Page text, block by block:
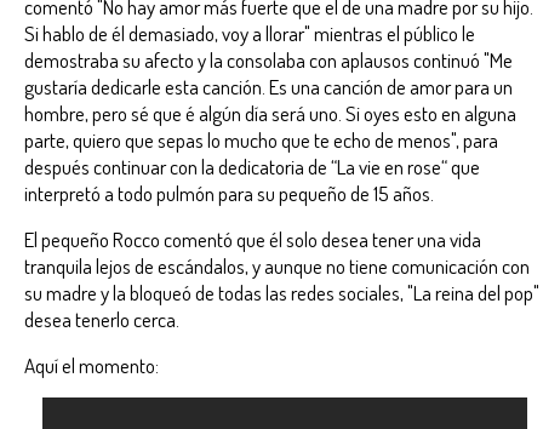
comentó "No hay amor más fuerte que el de una madre por su hijo.
Si hablo de él demasiado, voy a llorar" mientras el público le
demostraba su afecto y la consolaba con aplausos continuó "Me
gustaría dedicarle esta canción. Es una canción de amor para un
hombre, pero sé que é algún día será uno. Si oyes esto en alguna
parte, quiero que sepas lo mucho que te echo de menos", para
después continuar con la dedicatoria de “La vie en rose“ que
interpretó a todo pulmón para su pequeño de 15 años.
El pequeño Rocco comentó que él solo desea tener una vida
tranquila lejos de escándalos, y aunque no tiene comunicación con
su madre y la bloqueó de todas las redes sociales, "La reina del pop"
desea tenerlo cerca.
Aquí el momento: